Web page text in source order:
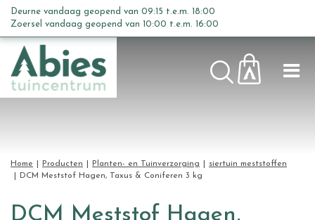
n
Home Producten Planten- en Tuinverzorging
siertuin meststoffen
DCM Meststof Hagen, Taxus & Coniferen 3 kg
Deurne vandaag geopend van 09:15 t.e.m. 18:00
Zoersel vandaag geopend van 10:00 t.e.m. 16:00
DCM Meststof Hagen,